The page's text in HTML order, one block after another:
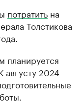
потратить на
Толстикова
планируется
августу 2024